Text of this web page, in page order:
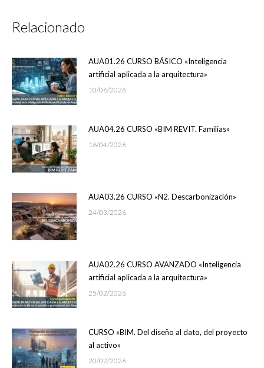
Relacionado
AUA01.26 CURSO BÁSICO «Inteligencia
artificial aplicada a la arquitectura»
10/06/2026
AUA04.26 CURSO «BIM REVIT. Familias»
16/04/2026
AUA03.26 CURSO «N2. Descarbonización»
24/03/2026
AUA02.26 CURSO AVANZADO «Inteligencia
artificial aplicada a la arquitectura»
25/02/2026
CURSO «BIM. Del diseño al dato, del proyecto
al activo»
20/02/2026